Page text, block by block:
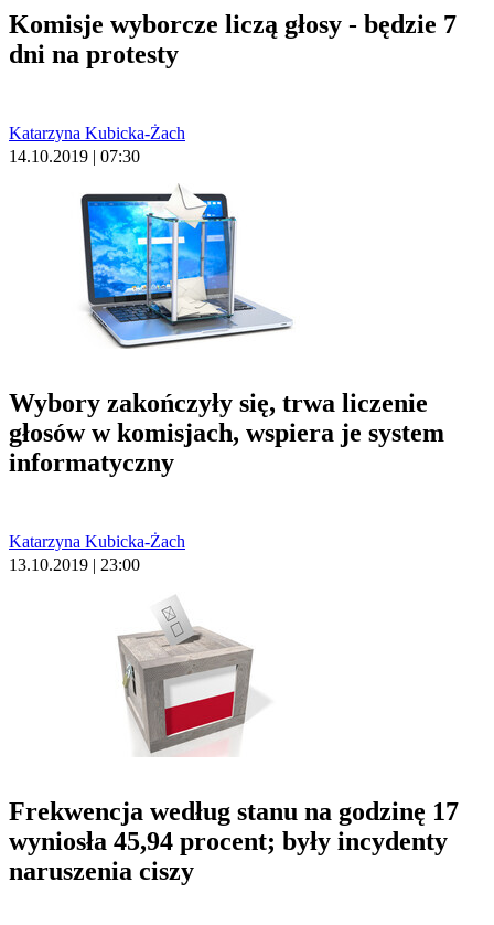
Komisje wyborcze liczą głosy - będzie 7
dni na protesty
Katarzyna Kubicka-Żach
14.10.2019 | 07:30
Wybory zakończyły się, trwa liczenie
głosów w komisjach, wspiera je system
informatyczny
Katarzyna Kubicka-Żach
13.10.2019 | 23:00
Frekwencja według stanu na godzinę 17
wyniosła 45,94 procent; były incydenty
naruszenia ciszy